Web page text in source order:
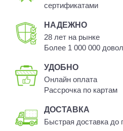
сертификатами
НАДЕЖНО
28 лет на рынке
Более 1 000 000
УДОБНО
Онлайн оплата
Рассрочка по картам
ДОСТАВКА
Быстрая доставка до